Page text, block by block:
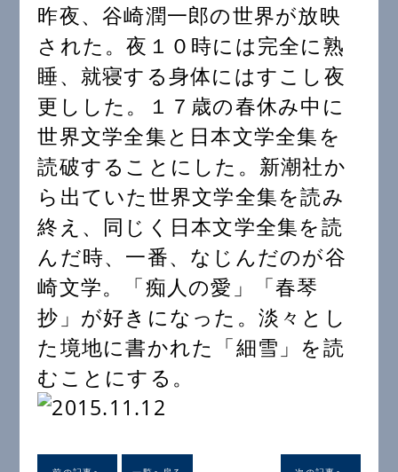
昨夜、谷崎潤一郎の世界が放映
された。夜１０時には完全に熟
睡、就寝する身体にはすこし夜
更しした。１７歳の春休み中に
世界文学全集と日本文学全集を
読破することにした。新潮社か
ら出ていた世界文学全集を読み
終え、同じく日本文学全集を読
んだ時、一番、なじんだのが谷
崎文学。「痴人の愛」「春琴
抄」が好きになった。淡々とし
た境地に書かれた「細雪」を読
むことにする。